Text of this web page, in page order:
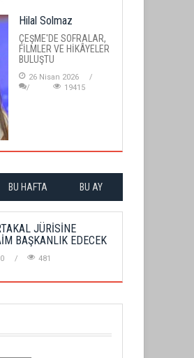
Hilal Solmaz
ÇEŞME'DE SOFRALAR,
FİLMLER VE HİKÂYELER
BULUŞTU
26 Nisan 2026
19415
BU HAFTA BU AY
JÜRİSİNE
BAŞKANLIK EDECEK
0 481